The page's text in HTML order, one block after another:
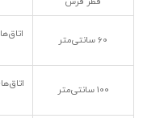
60 سانتی‌متر
100 سانتی‌متر